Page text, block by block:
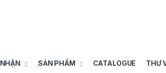
SẢN PHẨM CATALOGUE THƯ